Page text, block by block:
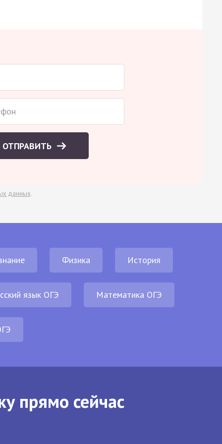
ОТПРАВИТЬ
данных.
Физика История
язык ОГЭ Математика ОГЭ
прямо сейчас